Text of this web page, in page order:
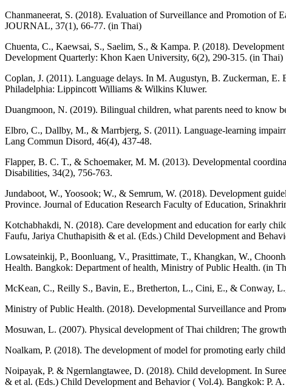
Chanmaneerat, S. (2018). Evaluation of Surveillance and Promotion
JOURNAL, 37(1), 66-77. (in Thai)
Chuenta, C., Kaewsai, S., Saelim, S., & Kampa. P. (2018).
Development Quarterly: Khon Kaen University, 6(2), 290-315. (in Thai)
Coplan, J. (2011). Language delays. In M. Augustyn, B. Zuckerman,
Philadelphia: Lippincott Williams & Wilkins Kluwer.
Duangmoon, N. (2019). Bilingual children, what parents need to know
Elbro, C., Dallby, M., & Marrbjerg, S. (2011). Language-learning
Lang Commun Disord, 46(4), 437-48.
Flapper, B. C. T., & Schoemaker, M. M. (2013). Developmental
Disabilities, 34(2), 756-763.
Jundaboot, W., Yoosook; W., & Semrum, W. (2018). Development
Province. Journal of Education Research Faculty of Education,
Kotchabhakdi, N. (2018). Care development and education for early
Faufu, Jariya Chuthapisith & et al. (Eds.) Child Development and
Lowsateinkij, P., Boonluang, V., Prasittimate, T., Khangkan, W.,
Health. Bangkok: Department of health, Ministry of Public Health. (in
McKean, C., Reilly S., Bavin, E., Bretherton, L., Cini, E., & Conway,
Ministry of Public Health. (2018). Developmental Surveillance and
Mosuwan, L. (2007). Physical development of Thai children; The
Noalkam, P. (2018). The development of model for promoting early
Noipayak, P. & Ngernlangtawee, D. (2018). Child development. In
& et al. (Eds.) Child Development and Behavior ( Vol.4). Bangkok: P.